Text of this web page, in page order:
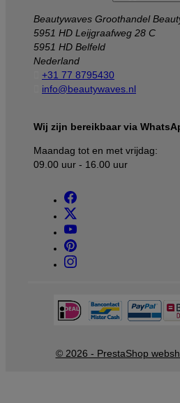
Beautywaves Groothandel
5951 HD Leijgraafweg 28 C
5951 HD Belfeld
Nederland
+31 77 8795430
info@beautywaves.nl
Wij zijn bereikbaar via
Maandag tot en met vrijdag:
09.00 uur - 16.00 uur
© 2026 - PrestaShop